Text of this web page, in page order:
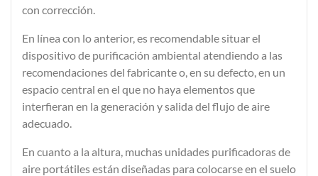
con corrección.
En línea con lo anterior, es recomendable situar el
dispositivo de purificación ambiental atendiendo a las
recomendaciones del fabricanteo, en su defecto, en un
espacio central en el que no haya elementos que
interfieran en la generación y salida del flujo de aire
adecuado.
En cuanto a la altura, muchas unidades purificadoras de
aire portátiles están diseñadas para colocarse en el suelo